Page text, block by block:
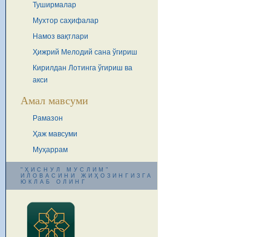
Туширмалар
Мухтор саҳифалар
Намоз вақтлари
Ҳижрий Мелодий сана ўгириш
Кирилдан Лотинга ўгириш ва
акси
Амал мавсуми
Рамазон
Ҳаж мавсуми
Муҳаррам
"ҲИСНУЛ МУСЛИМ"
ИЛОВАСИНИ ЖИҲОЗИНГИЗГА
ЮКЛАБ ОЛИНГ